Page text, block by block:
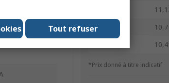
25 - 49
*Prix donné à titre indicatif
Tout refuser